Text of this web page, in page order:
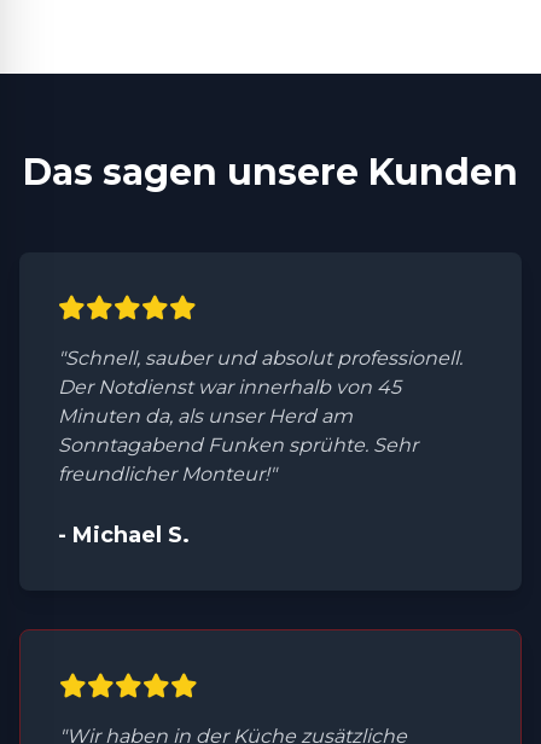
Das sagen unsere Kunden
"Schnell, sauber und absolut professionell.
Der Notdienst war innerhalb von 45
Minuten da, als unser Herd am
Sonntagabend Funken sprühte. Sehr
freundlicher Monteur!"
- Michael S.
"Wir haben in der Küche zusätzliche